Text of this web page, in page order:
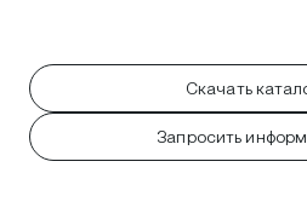
Скачать
Запросить